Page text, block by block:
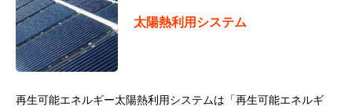
太陽熱利用システム
再生可能エネルギー太陽熱利用システムは「再生可能エネルギ